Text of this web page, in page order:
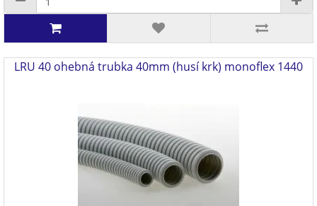
LRU 40 ohebná trubka 40mm (husí krk) monoflex 1440